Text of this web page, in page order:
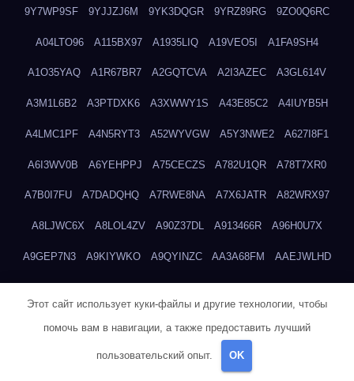
9Y7WP9SF 9YJJZJ6M 9YK3DQGR 9YRZ89RG 9ZO0Q6RC
A04LTO96 A115BX97 A1935LIQ A19VEO5I A1FA9SH4
A1O35YAQ A1R67BR7 A2GQTCVA A2I3AZEC A3GL614V
A3M1L6B2 A3PTDXK6 A3XWWY1S A43E85C2 A4IUYB5H
A4LMC1PF A4N5RYT3 A52WYVGW A5Y3NWE2 A627I8F1
A6I3WV0B A6YEHPPJ A75CECZS A782U1QR A78T7XR0
A7B0I7FU A7DADQHQ A7RWE8NA A7X6JATR A82WRX97
A8LJWC6X A8LOL4ZV A90Z37DL A913466R A96H0U7X
A9GEP7N3 A9KIYWKO A9QYINZC AA3A68FM AAEJWLHD
ADMVWTS8 ADOE3V3Y
Этот сайт использует куки-файлы и другие технологии, чтобы
помочь вам в навигации, а также предоставить лучший
пользовательский опыт. OK